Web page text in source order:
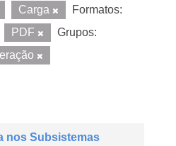
Carga
Formatos:
PDF
Grupos:
nos Subsistemas